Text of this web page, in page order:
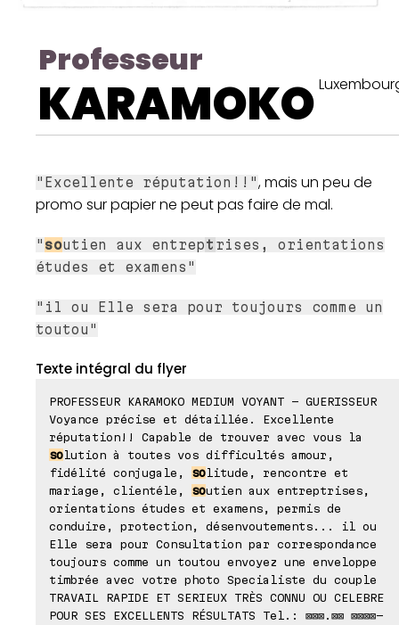
Professeur
KARAMOKO
"Excellente réputation!!", mais un peu de
promo sur papier ne peut pas faire de mal.
" soutien aux entrept rises, orientations
études et examens"
"il ou Elle sera pour toujours comme un
toutou"
Texte intégral du flyer
PROFESSEUR KARAMOKO MEDIUM VOYANT - GUERISSEUR
Voyance précise et détaillée. Excellente
réputation!! Capable de trouver avec vous la
solution à toutes vos difficultés amour,
fidélité conjugale, solitude, rencontre et
mariage, clientéle, soutien aux entreptrises,
orientations études et examens, permis de
conduire, protection, désenvoutements... il ou
Elle sera pour Consultation par correspondance
toujours comme un toutou envoyez une enveloppe
timbrée avec votre photo Specialiste du couple
TRAVAIL RAPIDE ET SERIEUX TRÈS CONNU OU CELEBRE
POUR SES EXCELLENTS RÉSULTATS Tel.: ⊠⊠⊠.⊠⊠ ⊠⊠⊠⊠-